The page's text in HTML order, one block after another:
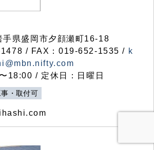
県盛岡市夕顔瀬町16-18
/ FAX：019-652-1535 / k
18:00 / 定休日：日曜日
事・取付可